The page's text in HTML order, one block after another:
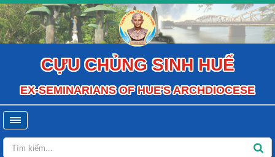
CỰU CHỦNG SINH HUẾ
EX-SEMINARIANS OF HUE'S ARCHDIOCESE